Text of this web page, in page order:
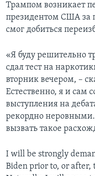
Трампом возникает
президентом США за
смог добиться
«Я буду решительно
сдал тест на
вторник вечером, –
Естественно, я и сам
выступления на
рекордно
вызвать такое
I will be strongly
Biden prior to, or after,